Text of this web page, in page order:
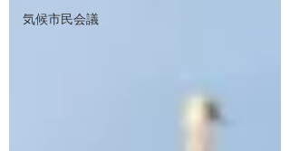
気候市民会議